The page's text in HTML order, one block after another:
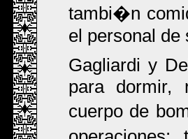
tambi�n
el personal de
Gagliardi y
para dormir,
cuerpo de